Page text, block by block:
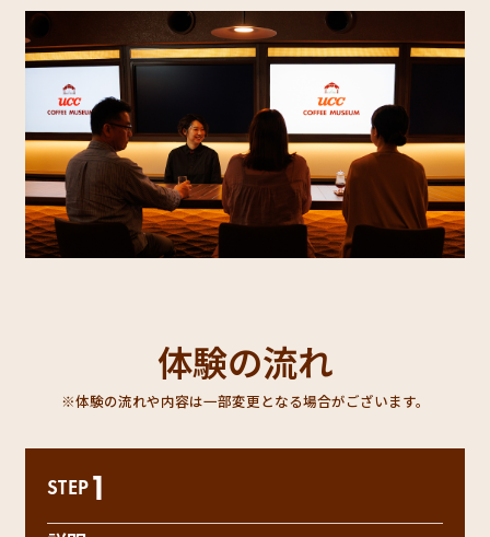
体験の流れ
※体験の流れや内容は一部変更となる場合がございます。
STEP1